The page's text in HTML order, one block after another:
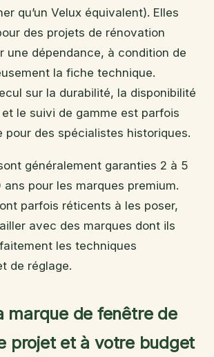
qu’un Velux équivalent). Elles
des projets de rénovation
une dépendance, à condition de
la fiche technique.
sur la durabilité, la disponibilité
et le suivi de gamme est parfois
pour des spécialistes historiques.
généralement garanties 2 à 5
ans pour les marques premium.
parfois réticents à les poser,
avec des marques dont ils
les techniques
de réglage.
marque de fenêtre de
projet et à votre budget